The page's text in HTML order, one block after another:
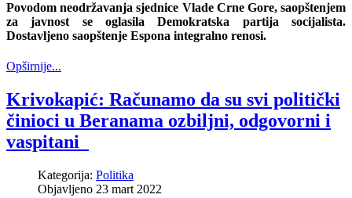
Povodom neodržavanja sjednice Vlade Crne Gore, saopštenjem
za javnost se oglasila Demokratska partija socijalista.
Dostavljeno saopštenje Espona integralno renosi.
Opširnije...
Krivokapić: Računamo da su svi politički
činioci u Beranama ozbiljni, odgovorni i
vaspitani
Kategorija: Politika
Objavljeno 23 mart 2022